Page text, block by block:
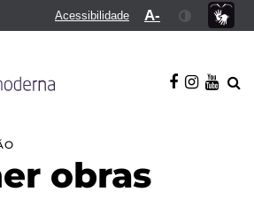
Acessibilidade A-
obras